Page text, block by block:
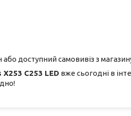
доступний самовивіз з
C253 LED вже сьогодні в